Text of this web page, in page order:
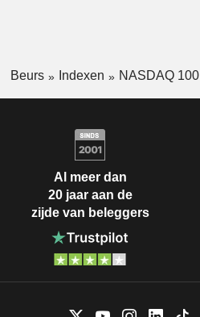
Beurs Indexen NASDAQ 100
Al meer dan
20 jaar aan de
zijde van beleggers